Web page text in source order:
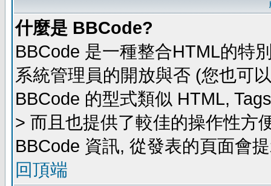
什麼是 BBCode?
BBCode 是一種整合HTML的特
系統管理員的開放與否 (您也可
BBCode 的型式類似 HTML,
> 而且也提供了較佳的操作性方
BBCode 資訊, 從發表的頁面會
回頂端